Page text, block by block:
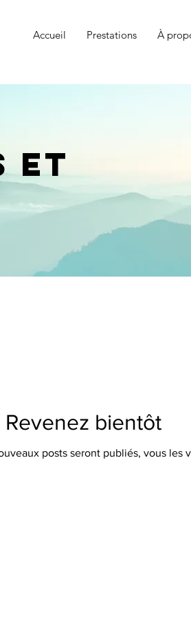
Accueil Prestations À
et
Revenez bientôt
posts seront publiés, vous les